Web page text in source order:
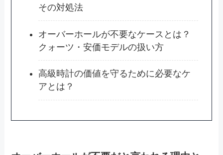
その対処法
オーバーホールが不要なケースとは？
クォーツ・安価モデルの扱い方
高級時計の価値を守るために必要なケ
アとは？